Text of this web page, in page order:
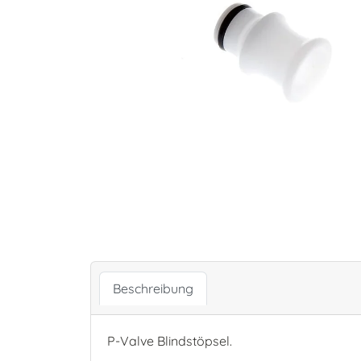
Beschreibung
P-Valve Blindstöpsel.